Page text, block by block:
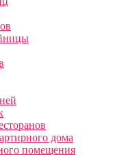
дома
помещения